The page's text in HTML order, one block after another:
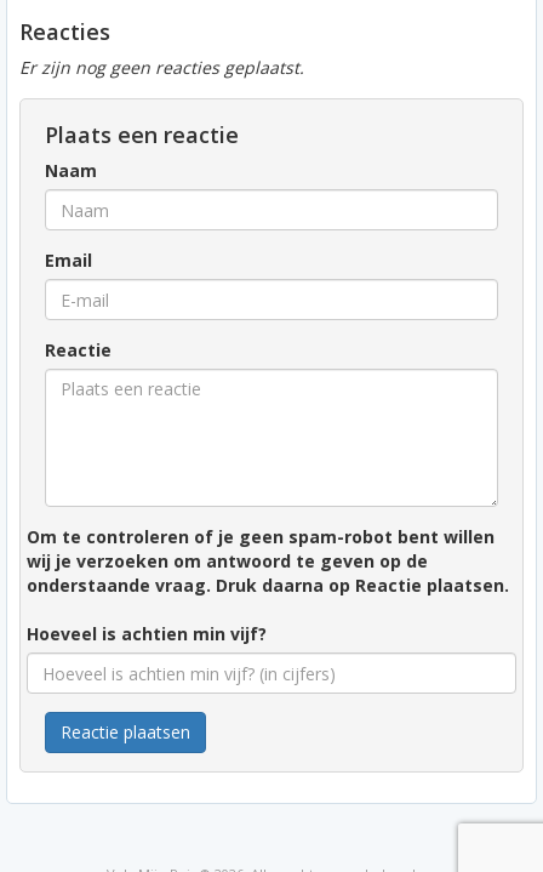
Reacties
Er zijn nog geen reacties geplaatst.
Plaats een reactie
Naam
Email
Reactie
Om te controleren of je geen spam-robot bent willen
wij je verzoeken om antwoord te geven op de
onderstaande vraag. Druk daarna op Reactie plaatsen.
Hoeveel is achtien min vijf?
Reactie plaatsen